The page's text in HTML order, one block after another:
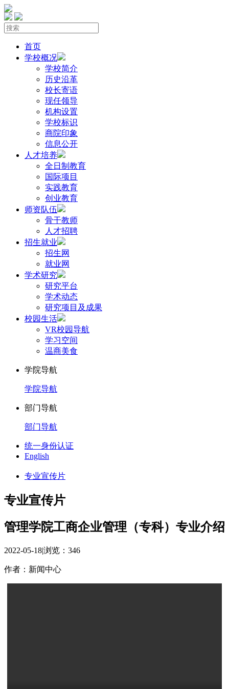
首页
学校概况
学校简介
历史沿革
校长寄语
现任领导
机构设置
学校标识
商院印象
信息公开
人才培养
全日制教育
国际项目
实践教育
创业教育
师资队伍
骨干教师
人才招聘
招生就业
招生网
就业网
学术研究
研究平台
学术动态
研究项目及成果
校园生活
VR校园导航
学习空间
温商美食
学院导航
学院导航
部门导航
部门导航
统一身份认证
English
专业宣传片
专业宣传片
管理学院工商企业管理（专科）专业介绍
2022-05-18|浏览： 346
作者：新闻中心